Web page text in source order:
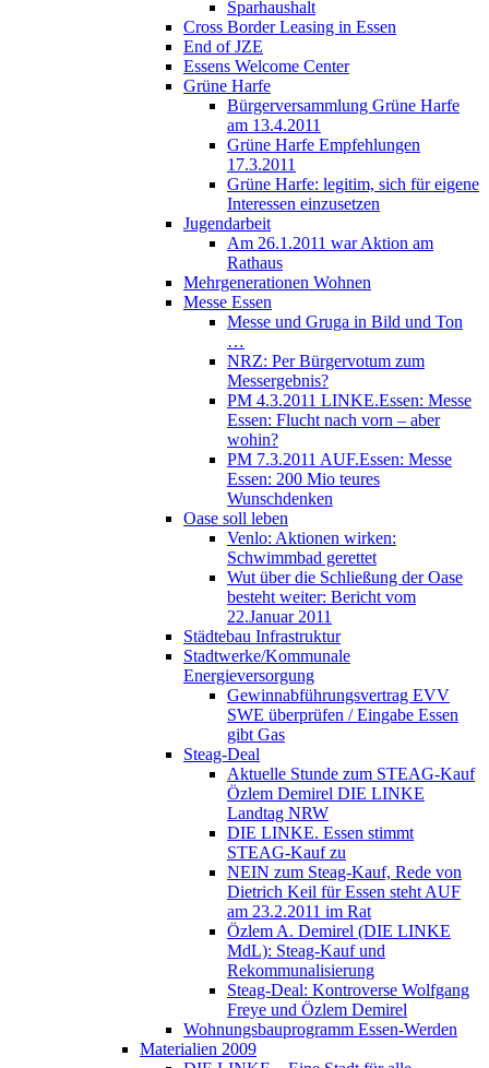
Sparhaushalt
Cross Border Leasing in Essen
End of JZE
Essens Welcome Center
Grüne Harfe
Bürgerversammlung Grüne Harfe
am 13.4.2011
Grüne Harfe Empfehlungen
17.3.2011
Grüne Harfe: legitim, sich für eigene
Interessen einzusetzen
Jugendarbeit
Am 26.1.2011 war Aktion am
Rathaus
Mehrgenerationen Wohnen
Messe Essen
Messe und Gruga in Bild und Ton
…
NRZ: Per Bürgervotum zum
Messergebnis?
PM 4.3.2011 LINKE.Essen: Messe
Essen: Flucht nach vorn – aber
wohin?
PM 7.3.2011 AUF.Essen: Messe
Essen: 200 Mio teures
Wunschdenken
Oase soll leben
Venlo: Aktionen wirken:
Schwimmbad gerettet
Wut über die Schließung der Oase
besteht weiter: Bericht vom
22.Januar 2011
Städtebau Infrastruktur
Stadtwerke/Kommunale
Energieversorgung
Gewinnabführungsvertrag EVV
SWE überprüfen / Eingabe Essen
gibt Gas
Steag-Deal
Aktuelle Stunde zum STEAG-Kauf
Özlem Demirel DIE LINKE
Landtag NRW
DIE LINKE. Essen stimmt
STEAG-Kauf zu
NEIN zum Steag-Kauf, Rede von
Dietrich Keil für Essen steht AUF
am 23.2.2011 im Rat
Özlem A. Demirel (DIE LINKE
MdL): Steag-Kauf und
Rekommunalisierung
Steag-Deal: Kontroverse Wolfgang
Freye und Özlem Demirel
Wohnungsbauprogramm Essen-Werden
Materialien 2009